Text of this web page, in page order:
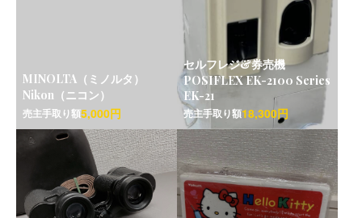
MINOLTA（ミノルタ）
Nikon（ニコン）
売主手取り額5,000円
セルフレジ&券売機
POSIFLEX EK-2100 Series
EK-21
売主手取り額18,300円